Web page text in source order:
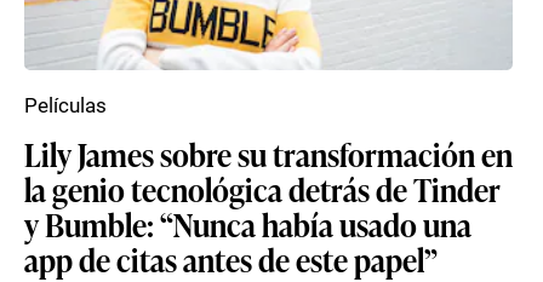
Lily James sobre su transformación en
la genio tecnológica detrás de Tinder
y Bumble: “Nunca había usado una
app de citas antes de este papel”
Películas